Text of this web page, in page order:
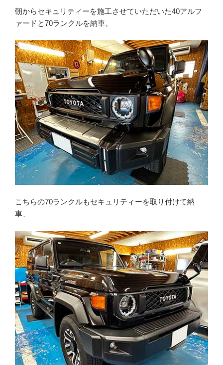
朝からセキュリティーを施工させていただいた40アルフ
ァードと70ランクルを納車、
こちらの70ランクルもセキュリティーを取り付けて納
車、